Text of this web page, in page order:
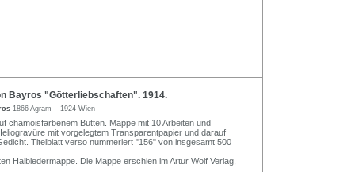
Bayros "Götterliebschaften". 1914.
1866 Agram – 1924 Wien
chamoisfarbenem Bütten. Mappe mit 10 Arbeiten und
mit vorgelegtem Transparentpapier und darauf
Titelblatt verso nummeriert "156" von insgesamt 500
Halbledermappe. Die Mappe erschien im Artur Wolf Verlag,